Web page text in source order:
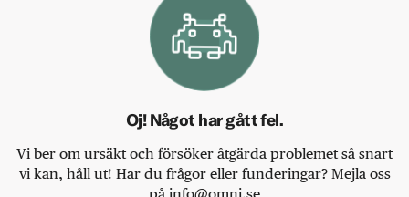
Oj! Något har gått fel.
Vi ber om ursäkt och försöker åtgärda problemet så snart
vi kan, håll ut! Har du frågor eller funderingar? Mejla oss